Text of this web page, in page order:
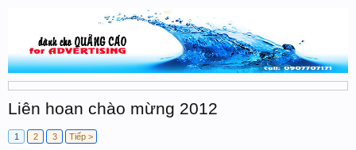
Liên hoan chào mừng 2012
1 2 3 Tiếp >